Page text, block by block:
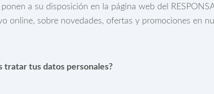
a su disposición en la página web del
online, sobre novedades, ofertas y promociones en
tratar tus datos personales?